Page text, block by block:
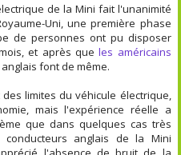
de la Mini fait l'unanimité
Uni, une première phase
de personnes ont pu disposer
et après queles américains
anglais font de même.
limites du véhicule électrique,
mais l'expérience réelle a
que dans quelques cas très
anglais de la Mini